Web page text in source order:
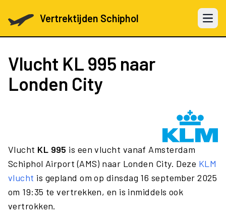
Vertrektijden Schiphol Open
Vlucht KL 995 naar
Londen City
Vlucht KL 995 is een vlucht vanaf Amsterdam
Schiphol Airport (AMS) naar Londen City. Deze KLM
vlucht is gepland om op dinsdag 16 september 2025
om 19:35 te vertrekken, en is inmiddels ook
vertrokken.